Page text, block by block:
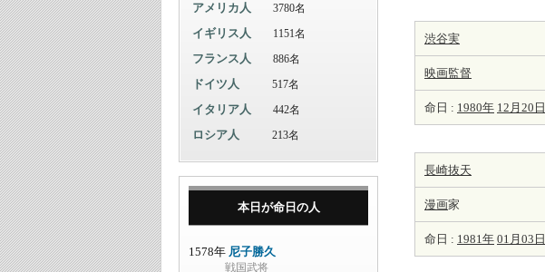
渋谷実
映画監督
命日 : 1980年 12月20日
長崎抜天
漫画家
命日 : 1981年 01月03日
アメリカ人 3780名
イギリス人 1151名
フランス人 886名
ドイツ人 517名
イタリア人 442名
ロシア人 213名
本日が命日の人
1578年 尼子勝久
戦国武将